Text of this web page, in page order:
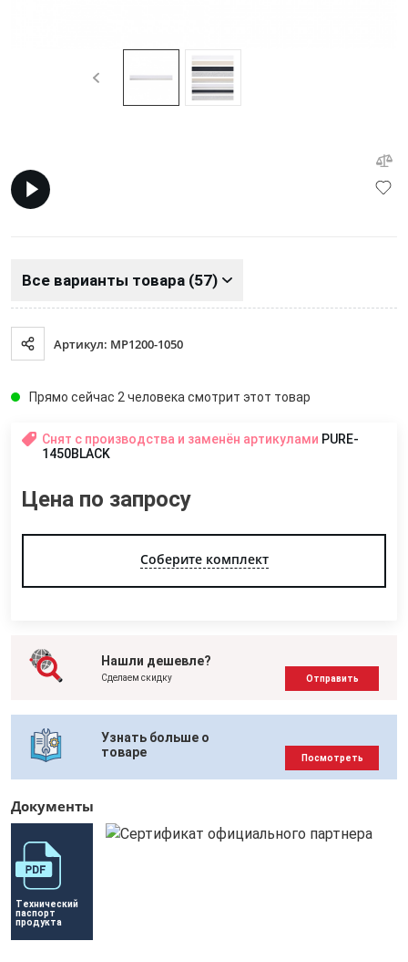
Все варианты товара (57)
Артикул: MP1200-1050
Прямо сейчас 2 человека смотрит этот товар
Снят с производства и заменён артикулами PURE-
1450BLACK
Цена по запросу
Соберите комплект
Нашли дешевле?
Сделаем скидку Отправить
Узнать больше о
товаре
Посмотреть
Документы
Технический
паспорт
продукта